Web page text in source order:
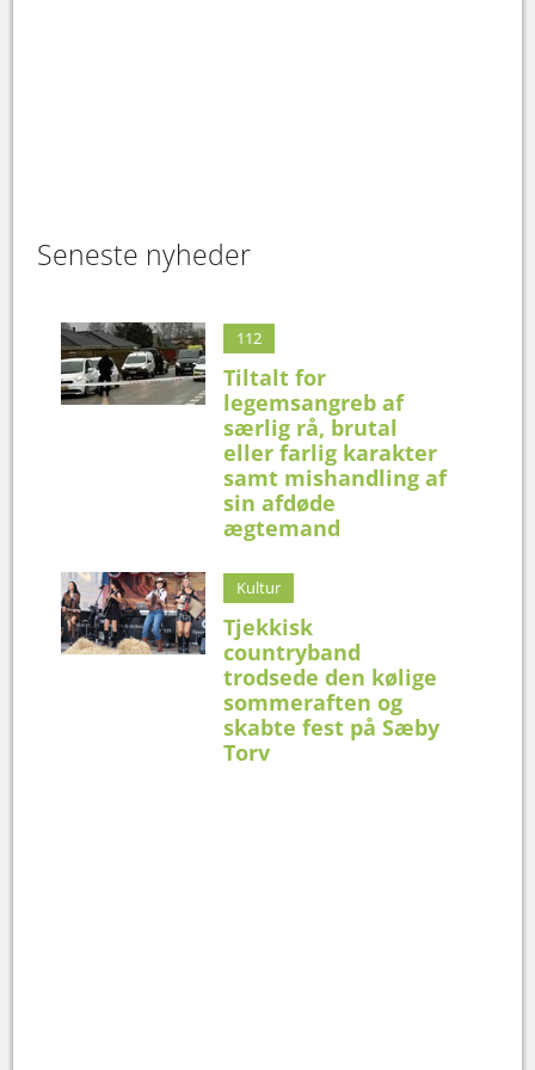
Seneste nyheder
112
Tiltalt for
legemsangreb af
særlig rå, brutal
eller farlig karakter
samt mishandling af
sin afdøde
ægtemand
Kultur
Tjekkisk
countryband
trodsede den kølige
sommeraften og
skabte fest på Sæby
Torv